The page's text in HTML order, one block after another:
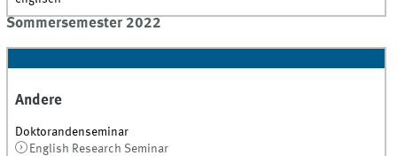
Sommersemester 2022
Andere
Doktorandenseminar
English Research Seminar